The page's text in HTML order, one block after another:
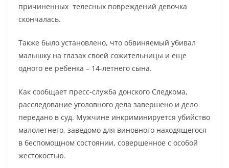
причиненных телесных повреждений девочка
скончалась.
Также было установлено, что обвиняемый убивал
малышку на глазах своей сожительницы и еще
одного ее ребенка – 14-летнего сына.
Как сообщает пресс-служба донского Следкома,
расследование уголовного дела завершено и дело
передано в суд. Мужчине инкриминируется убийство
малолетнего, заведомо для виновного находящегося
в беспомощном состоянии, совершенное с особой
жестокостью.